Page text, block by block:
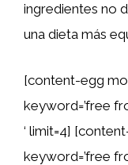
ingredientes no
una dieta más
[content-egg
keyword=’free
‘ limit=4]
keyword=’free